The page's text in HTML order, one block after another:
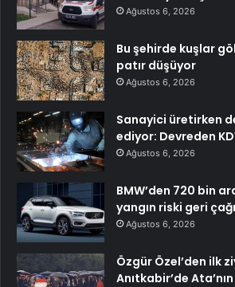
Ağustos 6, 2026
Bu şehirde kuşlar
patır düşüyor
Ağustos 6, 2026
Sanayici üretirken
ediyor: Devreden
Ağustos 6, 2026
BMW’den 720 bin
yangın riski geri
Ağustos 6, 2026
Özgür Özel’den ilk
Anıtkabir’de